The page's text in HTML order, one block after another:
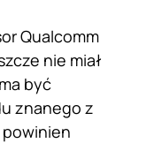
Qualcomm
nie miał
być
znanego z
powinien